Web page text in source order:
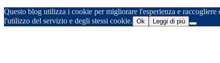
Questo blog utilizza i cookie per migliorare l'esperienza e
l'utilizzo del servizio e degli stessi cookie. Ok Leggi di più